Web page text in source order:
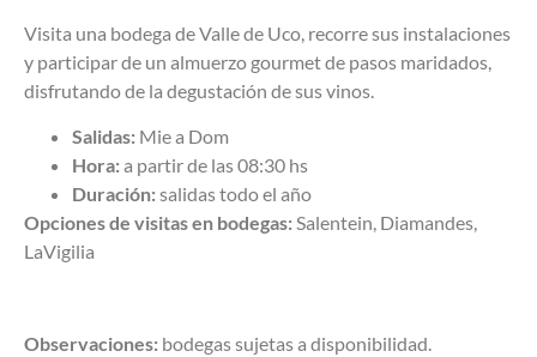
Visita una bodega de Valle de Uco, recorre sus instalaciones
y participar de un almuerzo gourmet de pasos maridados,
disfrutando de la degustación de sus vinos.
Salidas: Mie a Dom
Hora:a partir de las 08:30 hs
Duración:salidas todo el año
Opciones de visitas en bodegas:Salentein, Diamandes,
LaVigilia
Observaciones: bodegas sujetas a disponibilidad.